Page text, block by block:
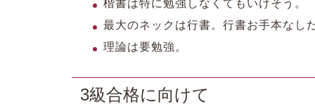
楷書は特に勉強しなくてもいけそう。
最大のネックは行書。行書お手本なし
理論は要勉強。
3級合格に向けて